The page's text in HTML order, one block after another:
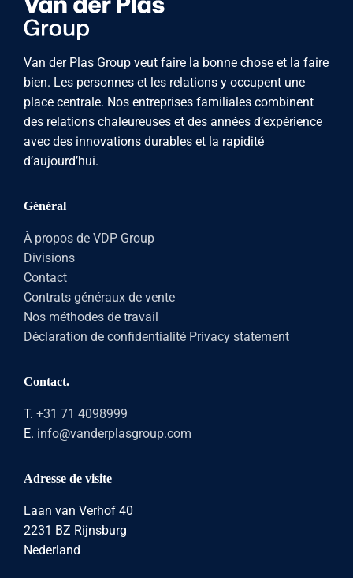
Van der Plas Group veut faire la bonne chose et la faire
bien. Les personnes et les relations y occupent une
place centrale. Nos entreprises familiales combinent
des relations chaleureuses et des années d’expérience
avec des innovations durables et la rapidité
d’aujourd’hui.
Général
À propos de VDP Group
Divisions
Contact
Contrats généraux de vente
Nos méthodes de travail
Déclaration de confidentialité Privacy statement
Contact.
T. +31 71 4098999
E. info@vanderplasgroup.com
Adresse de visite
Laan van Verhof 40
2231 BZ Rijnsburg
Nederland